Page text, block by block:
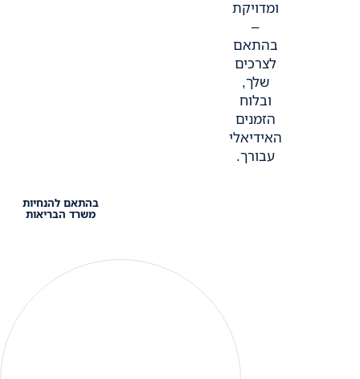
ומדויקת
–
בהתאם
לצרכים
שלך,
ובלוח
הזמנים
האידיאלי
עבורך.
בהתאם להנחיות
משרד הבריאות